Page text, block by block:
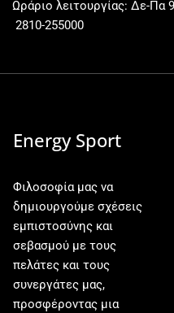
Ωράριο λειτουργίας: Δε-Πα
2810-255000
Energy Sport
Φιλοσοφία μας να
δημιουργούμε σχέσεις
εμπιστοσύνης και
σεβασμού με τους
πελάτες και τους
συνεργάτες μας,
προσφέροντας μια